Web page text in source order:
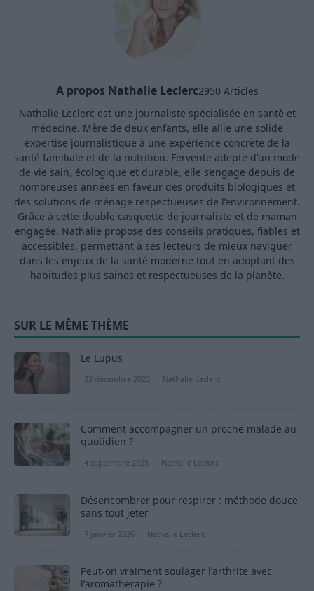
A propos Nathalie Leclerc2950 Articles
Nathalie Leclerc est une journaliste spécialisée en santé et
médecine. Mère de deux enfants, elle allie une solide
expertise journalistique à une expérience concrète de la
santé familiale et de la nutrition. Fervente adepte d’un mode
de vie sain, écologique et durable, elle s’engage depuis de
nombreuses années en faveur des produits biologiques et
des solutions de ménage respectueuses de l’environnement.
Grâce à cette double casquette de journaliste et de maman
engagée, Nathalie propose des conseils pratiques, fiables et
accessibles, permettant à ses lecteurs de mieux naviguer
dans les enjeux de la santé moderne tout en adoptant des
habitudes plus saines et respectueuses de la planète.
SUR LE MÊME THÈME
Le Lupus
22 décembre 2023 Nathalie Leclerc
Comment accompagner un proche malade au
quotidien ?
4 septembre 2025 Nathalie Leclerc
Désencombrer pour respirer : méthode douce
sans tout jeter
7 janvier 2026 Nathalie Leclerc
Peut-on vraiment soulager l’arthrite avec
l’aromathérapie ?